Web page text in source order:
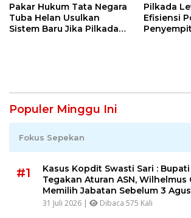
Pakar Hukum Tata Negara
Tuba Helan Usulkan
Sistem Baru Jika Pilkada
Pilkada
Efisiensi
Populer Minggu Ini
Fokus Sepekan
#1
Kasus Kopdit Swasti Sari :
Tegakan Aturan ASN, Wilhelmus
Memilih Jabatan Sebelum 3
31 Juli 2026 | Dibaca 575 Kali